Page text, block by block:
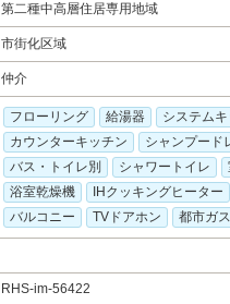
第二種中高層住居専用地域
市街化区域
仲介
フローリング 給湯器
システム
カウンターキッチン
シャンプード
バス・トイレ別
シャワートイレ
浴室乾燥機
IHクッキングヒーター
バルコニー
TVドアホン 都市ガス
RHS-im-56422